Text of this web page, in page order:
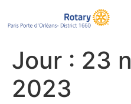
Jour : 23
2023